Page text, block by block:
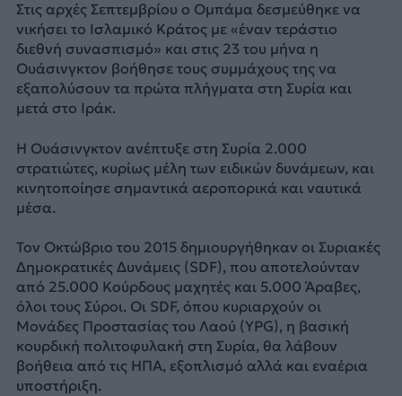
Στις αρχές Σεπτεμβρίου ο Ομπάμα δεσμεύθηκε να
νικήσει το Ισλαμικό Κράτος με «έναν τεράστιο
διεθνή συνασπισμό» και στις 23 του μήνα η
Ουάσινγκτον βοήθησε τους συμμάχους της να
εξαπολύσουν τα πρώτα πλήγματα στη Συρία και
μετά στο Ιράκ.
Η Ουάσινγκτον ανέπτυξε στη Συρία 2.000
στρατιώτες, κυρίως μέλη των ειδικών δυνάμεων, και
κινητοποίησε σημαντικά αεροπορικά και ναυτικά
μέσα.
Τον Οκτώβριο του 2015 δημιουργήθηκαν οι Συριακές
Δημοκρατικές Δυνάμεις (SDF), που αποτελούνταν
από 25.000 Κούρδους μαχητές και 5.000 Άραβες,
όλοι τους Σύροι. Οι SDF, όπου κυριαρχούν οι
Μονάδες Προστασίας του Λαού (YPG), η βασική
κουρδική πολιτοφυλακή στη Συρία, θα λάβουν
βοήθεια από τις ΗΠΑ, εξοπλισμό αλλά και εναέρια
υποστήριξη.